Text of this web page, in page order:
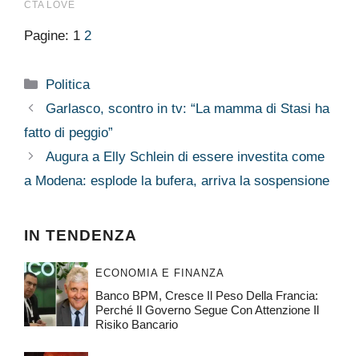
Pagine: 1 2
Categorie
Politica
Garlasco, scontro in tv: “La mamma di Stasi ha
fatto di peggio”
Augura a Elly Schlein di essere investita come
a Modena: esplode la bufera, arriva la sospensione
IN TENDENZA
ECONOMIA E FINANZA
Banco BPM, Cresce Il Peso Della Francia:
Perché Il Governo Segue Con Attenzione Il
Risiko Bancario